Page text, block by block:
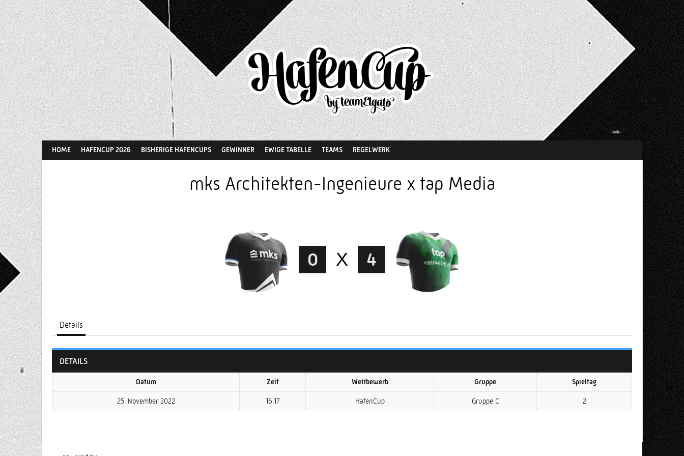
Springe
zum
Inhalt
HOME HAFENCUP 2026 BISHERIGE HAFENCUPS GEWINNER EWIGE TABELLE TEAMS REGELWERK
mks Architekten-Ingenieure x tap Media
0 X 4
Details
DETAILS
Datum Zeit Wettbewerb Gruppe Spieltag
25. November 2022 16:17 HafenCup Gruppe C 2